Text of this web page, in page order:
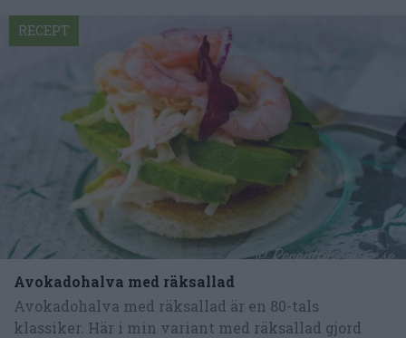
Avokadohalva med räksallad
Avokadohalva med räksallad är en 80-tals
klassiker. Här i min variant med räksallad gjord
RECEPT